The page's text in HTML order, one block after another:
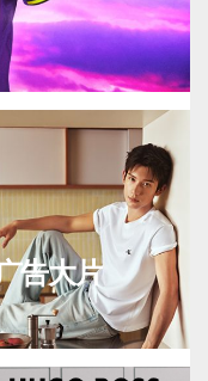
告大片